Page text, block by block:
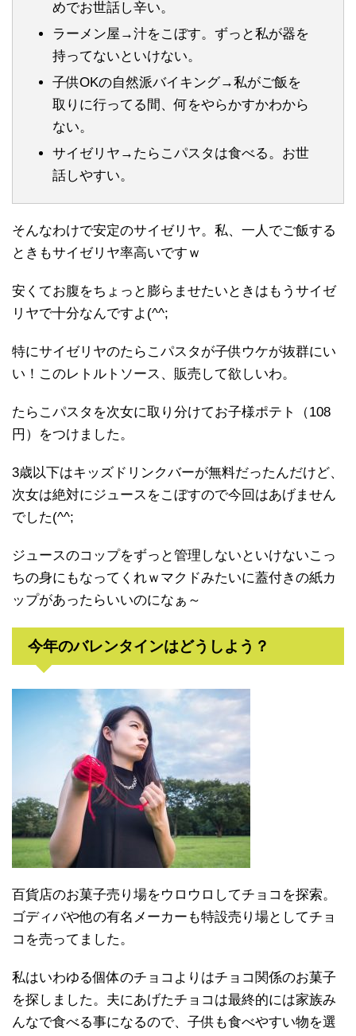
めでお世話し辛い。
ラーメン屋→汁をこぼす。ずっと私が器を
持ってないといけない。
子供OKの自然派バイキング→私がご飯を
取りに行ってる間、何をやらかすかわから
ない。
サイゼリヤ→たらこパスタは食べる。お世
話しやすい。
そんなわけで安定のサイゼリヤ。私、一人でご飯する
ときもサイゼリヤ率高いですｗ
安くてお腹をちょっと膨らませたいときはもうサイゼ
リヤで十分なんですよ(^^;
特にサイゼリヤのたらこパスタが子供ウケが抜群にい
い！このレトルトソース、販売して欲しいわ。
たらこパスタを次女に取り分けてお子様ポテト（108
円）をつけました。
3歳以下はキッズドリンクバーが無料だったんだけど、
次女は絶対にジュースをこぼすので今回はあげません
でした(^^;
ジュースのコップをずっと管理しないといけないこっ
ちの身にもなってくれｗマクドみたいに蓋付きの紙カ
ップがあったらいいのになぁ～
今年のバレンタインはどうしよう？
百貨店のお菓子売り場をウロウロしてチョコを探索。
ゴディバや他の有名メーカーも特設売り場としてチョ
コを売ってました。
私はいわゆる個体のチョコよりはチョコ関係のお菓子
を探しました。夫にあげたチョコは最終的には家族み
んなで食べる事になるので、子供も食べやすい物を選